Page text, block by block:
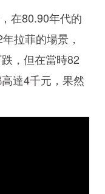
在80.90年代的
拉菲的場景，
，但在當時82
達4千元，果然